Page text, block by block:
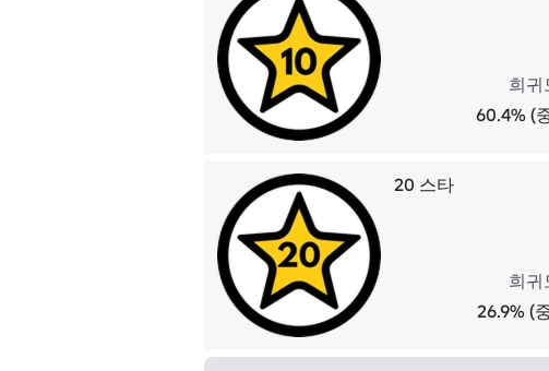
희귀
60.4% (
20 스타
희귀
26.9% (